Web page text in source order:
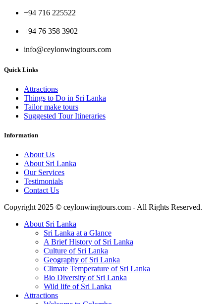
+94 716 225522
+94 76 358 3902
info@ceylonwingtours.com
Quick Links
Attractions
Things to Do in Sri Lanka
Tailor make tours
Suggested Tour Itineraries
Information
About Us
About Sri Lanka
Our Services
Testimonials
Contact Us
Copyright 2025 © ceylonwingtours.com - All Rights Reserved.
About Sri Lanka
Sri Lanka at a Glance
A Brief History of Sri Lanka
Culture of Sri Lanka
Geography of Sri Lanka
Climate Temperature of Sri Lanka
Bio Diversity of Sri Lanka
Wild life of Sri Lanka
Attractions